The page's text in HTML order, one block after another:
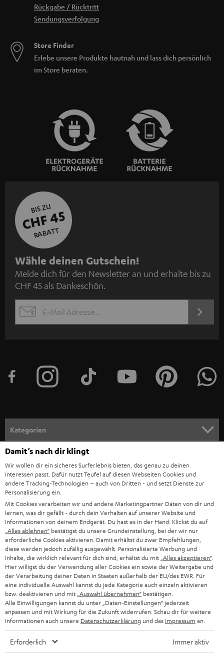
Rückgabe / Rücktritt
Sendungsverfolgung
Store Finder
Erlebe unsere Produkte hautnah und lass dich persönlich
im Store beraten.
BIS ZU
CHF 45
RABATT
N
e
w
s
l
e
n
m
e
l
d
u
n
g
Wähle deinen Gutschein!
Melde dich für den Newsletter an und erhalte bis zu
CHF 45 als Dankeschön.
EMAIL
JETZT
Kategorien
HEIMKINO
HEIMKINO-KOMPLETTANLAGEN
SOUNDBARS
STEREO
SMART HOME
BLUETOOTH-LAUTSPRECHER
KOPFHÖRER
BLUETOOTH-KOPFHÖRER
STEREOANLAGEN
Unternehmen
SUPPORT
KARRIERE
PRESSE & MARKETING
GESCHÄFTSKUNDEN
PARTNERPROGRAMM
BLOG
NEWSLETTER
DEINE VORTEILE BEI TEUFEL
Teufel Onlineshops
DEUTSCHLAND
ÖSTERREICH
SCHWEIZ
NIEDERLANDE
FRANKREICH
Damit‘s nach dir klingt
Wir wollen dir ein sicheres Surferlebnis bieten, das genau zu deinen
Interessen passt. Dafür nutzt Teufel auf diesen Webseiten Cookies und
andere Tracking-Technologien – auch von Dritten - und setzt Dienste zur
Personalisierung ein.
Mit Cookies verarbeiten wir und andere Marketingpartner Daten von dir und
lernen, was dir gefällt - durch dein Verhalten auf unserer Website und
Informationen von deinem Endgerät. Du hast es in der Hand: Klickst du auf
„Alles ablehnen“ bestätigst du unsere Grundeinstellung, bei der wir nur
erforderliche Cookies aktivieren. Damit erhältst du zwar Empfehlungen,
diese werden jedoch zufällig ausgewählt. Personalisierte Werbung und
Inhalte, die wirklich relevant für dich sind, erhältst du mit „Alles akzeptieren“.
Hier willigst du der Verwendung aller Cookies ein sowie der Weitergabe und
der Verarbeitung deiner Daten in Staaten außerhalb der EU/des EWR. Für
eine individuelle Auswahl kannst du jede Kategorie auch einzeln aktivieren
bzw. deaktivieren und mit „Auswahl übernehmen“ bestätigen.
Alle Einwilligungen kannst du unter „Daten-Einstellungen“ jederzeit
anpassen und mit Wirkung für die Zukunft widerrufen. Schau dir für weitere
Informationen auch unsere Datenschutzerklärung und das Impressum an.
Erforderlich Immer aktiv